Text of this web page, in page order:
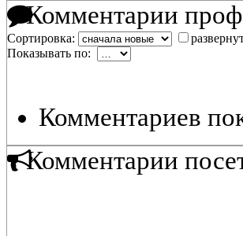
Комментарии
Сортировка:
Показывать по:
Комментариев
Комментарии